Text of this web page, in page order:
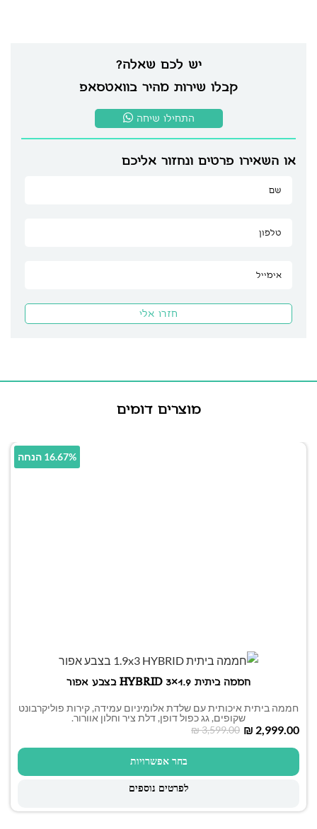
יש לכם שאלה?
קבלו שירות מהיר בוואטסאפ
התחילו שיחה
או השאירו פרטים ונחזור אליכם
מוצרים דומים
16.67% הנחה
חממה ביתית 1.9×3 HYBRID בצבע אפור
חממה ביתית איכותית עם שלדת אלומיניום עמידה, קירות פוליקרבונט
שקופים, גג כפול דופן, דלת ציר וחלון אוורור.
₪3,599.00 ₪ 2,999.00
בחר אפשרויות
לפרטים נוספים